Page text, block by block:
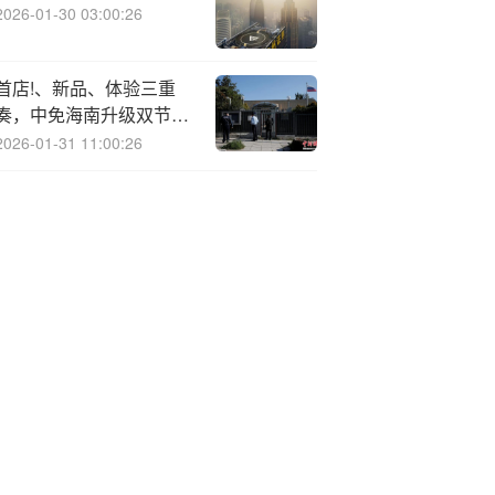
01-30 03:00:26
店!、新品、体验三重
，中免海南升级双节
税+文旅”消费
01-31 11:00:26